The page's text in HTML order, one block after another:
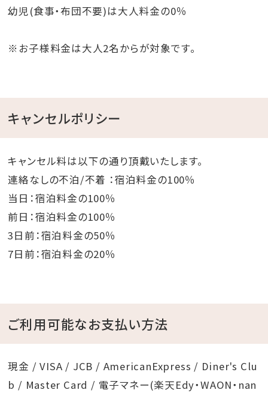
幼児(食事・布団不要)は大人料金の0％
※お子様料金は大人2名からが対象です。
キャンセルポリシー
キャンセル料は以下の通り頂戴いたします。
連絡なしの不泊/不着 ：宿泊料金の100％
当日：宿泊料金の100％
前日：宿泊料金の100％
3日前：宿泊料金の50％
7日前：宿泊料金の20％
ご利用可能なお支払い方法
現金 / VISA / JCB / AmericanExpress / Diner's Clu
b / Master Card / 電子マネー(楽天Edy・WAON・nan